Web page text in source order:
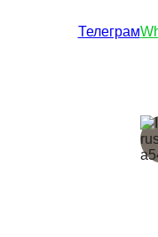
Телеграм